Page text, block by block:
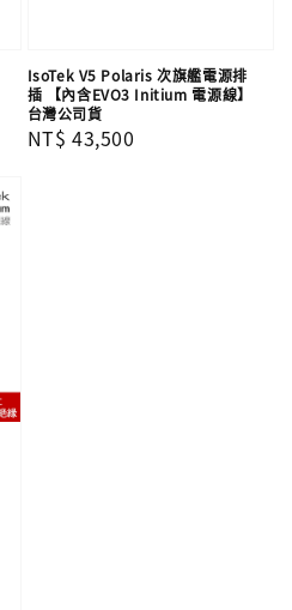
IsoTek V5 Polaris 次旗艦電源排
插 【內含EVO3 Initium 電源線】
台灣公司貨
Regular
NT$ 43,500